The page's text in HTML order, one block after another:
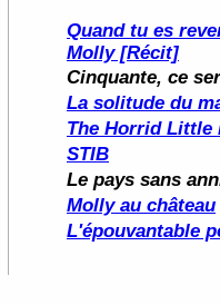
Quand tu es
Molly [Récit]
Cinquante, ce
La solitude du
The Horrid Little
STIB
Le pays sans
Molly au château
L'épouvantable